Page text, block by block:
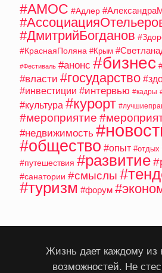
#АМОС #Адлер
#ДмитрийБогданов
#КраснаяПоляна #Крым
#Фестиваль #анонс #бизнес
#власти #государство
#инвестиции #интервью #кадры
#культура #курорт
#мероприятие
#недвижимость
#общество #опыт #отдых
#путешествия #развитие
#санатории #смыслы
#туризм #форум
Жизнь дает каждому из
возможностей. Не